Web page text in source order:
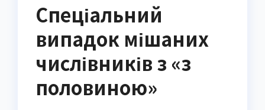
Спеціальний
випадок мішаних
числівників з «з
половиною»